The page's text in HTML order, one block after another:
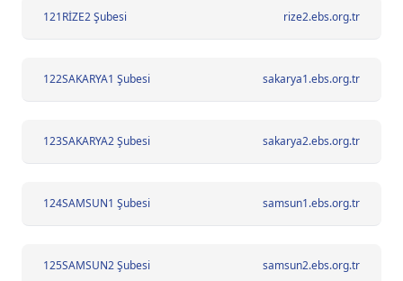
121RİZE2 Şubesi rize2.ebs.org.tr
122SAKARYA1 Şubesi sakarya1.ebs.org.tr
123SAKARYA2 Şubesi sakarya2.ebs.org.tr
124SAMSUN1 Şubesi samsun1.ebs.org.tr
125SAMSUN2 Şubesi samsun2.ebs.org.tr